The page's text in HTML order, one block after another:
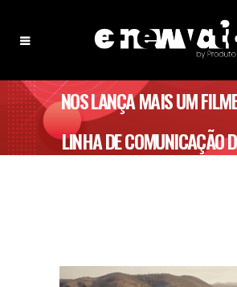
NOS LANÇA MAIS UM
LINHA DE COMUNICAÇÃO